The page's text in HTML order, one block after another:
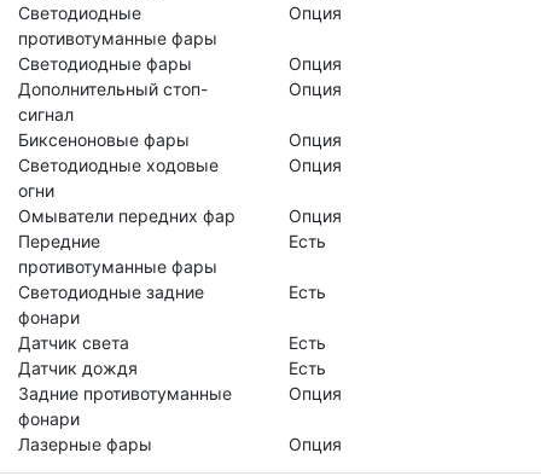
Светодиодные
противотуманные фары
Опция
Светодиодные фары
Опция
Дополнительный стоп-
сигнал
Опция
Биксеноновые фары
Опция
Светодиодные ходовые
огни
Опция
Омыватели передних фар
Опция
Передние
противотуманные фары
Есть
Cветодиодные задние
фонари
Есть
Датчик света
Есть
Датчик дождя
Есть
Задние противотуманные
фонари
Опция
Лазерные фары Опция